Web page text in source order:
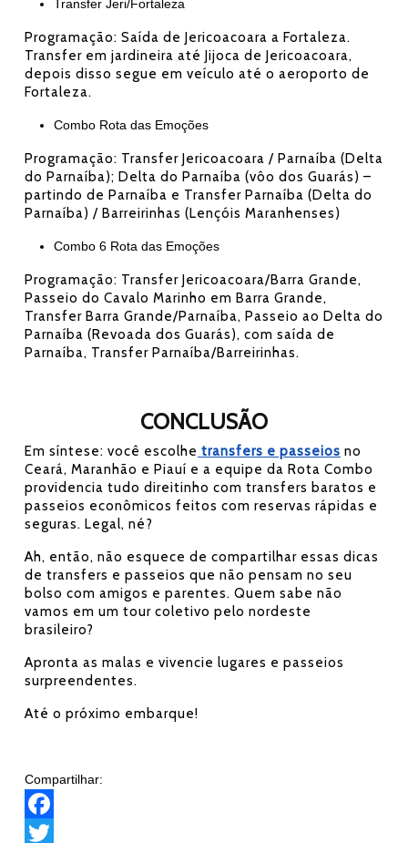
Transfer Jeri/Fortaleza
Programação: Saída de Jericoacoara a Fortaleza.
Transfer em jardineira até Jijoca de Jericoacoara,
depois disso segue em veículo até o aeroporto de
Fortaleza.
Combo Rota das Emoções
Programação: Transfer Jericoacoara / Parnaíba (Delta
do Parnaíba); Delta do Parnaíba (vôo dos Guarás) –
partindo de Parnaíba e Transfer Parnaíba (Delta do
Parnaíba) / Barreirinhas (Lençóis Maranhenses)
Combo 6 Rota das Emoções
Programação: Transfer Jericoacoara/Barra Grande,
Passeio do Cavalo Marinho em Barra Grande,
Transfer Barra Grande/Parnaíba, Passeio ao Delta do
Parnaíba (Revoada dos Guarás), com saída de
Parnaíba, Transfer Parnaíba/Barreirinhas.
CONCLUSÃO
Em síntese: você escolhe transfers e passeios no
Ceará, Maranhão e Piauí e a equipe da Rota Combo
providencia tudo direitinho com transfers baratos e
passeios econômicos feitos com reservas rápidas e
seguras. Legal, né?
Ah, então, não esquece de compartilhar essas dicas
de transfers e passeios que não pensam no seu
bolso com amigos e parentes. Quem sabe não
vamos em um tour coletivo pelo nordeste
brasileiro?
Apronta as malas e vivencie lugares e passeios
surpreendentes.
Até o próximo embarque!
Compartilhar:
F